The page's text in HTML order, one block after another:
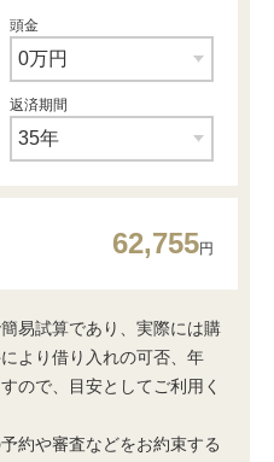
頭金
返済期間
62,755円
易試算であり、実際には購
より借り入れの可否、年
ので、目安としてご利用く
約や審査などをお約束する